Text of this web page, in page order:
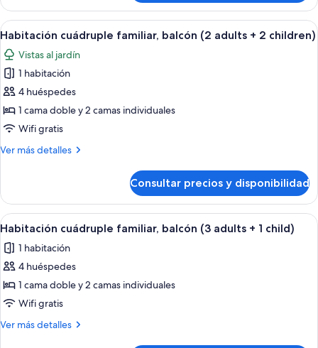
cuádruple
estándar,
balcón
Abrir
todas
las
fotos
de
Habitación
cuádruple
balcón
+
2
children)
Una habitación de hotel con una
7
Habitación cuádruple familiar, balcón (2 adults + 2 children)
Vistas al jardín
1 habitación
4 huéspedes
1 cama doble y 2 camas individuales
Wifi gratis
Ver más detalles
Más
cuádruple
familiar,
balcón
adults
+
children)
Consultar precios y disponibilidad
Abrir
todas
las
fotos
de
Habitación
cuádruple
Una habitación de hotel con una
6
Habitación cuádruple familiar, balcón (3 adults + 1 child)
1 habitación
4 huéspedes
1 cama doble y 2 camas individuales
Wifi gratis
Ver más detalles
Más